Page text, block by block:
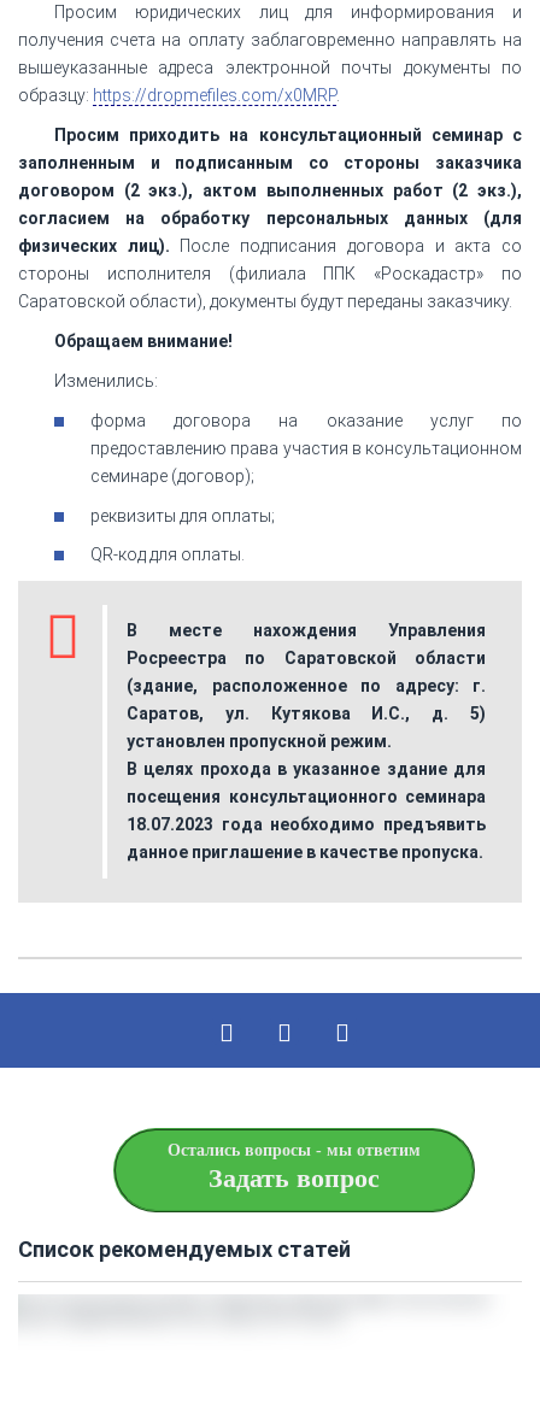
Просим юридических лиц для информирования и
получения счета на оплату заблаговременно направлять на
вышеуказанные адреса электронной почты документы по
образцу: https://dropmefiles.com/x0MRP.
Просим приходить на консультационный семинар с
заполненным и подписанным со стороны заказчика
договором (2 экз.), актом выполненных работ (2 экз.),
согласием на обработку персональных данных (для
физических лиц). После подписания договора и акта со
стороны исполнителя (филиала ППК «Роскадастр» по
Саратовской области), документы будут переданы заказчику.
Обращаем внимание!
Изменились:
форма договора на оказание услуг по
предоставлению права участия в консультационном
семинаре (договор);
реквизиты для оплаты;
QR-код для оплаты.
В месте нахождения Управления
Росреестра по Саратовской области
(здание, расположенное по адресу: г.
Саратов, ул. Кутякова И.С., д. 5)
установлен пропускной режим.
В целях прохода в указанное здание для
посещения консультационного семинара
18.07.2023 года необходимо предъявить
данное приглашение в качестве пропуска.
Остались вопросы - мы ответим
Задать вопрос
Список рекомендуемых статей